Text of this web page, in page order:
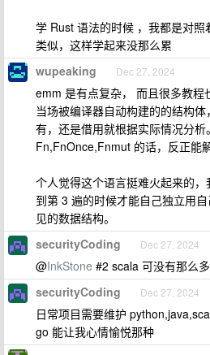
学 Rust 语法的时候 ，我都是对
类似，这样学起来没那么累
wupeaking Dec 27, 2024
emm 是有点复杂， 而且很多教
当场被编译器自动构建的的结构
有，还是借用就根据实际情况分
Fn,FnOnce,Fnmut 的话，反正能
个人觉得这个语言挺难火起来的
到第 3 遍的时候才能自己独立用
见的数据结构。
securityCoding Dec 27, 2024
@InkStone #2 scala 可没有那么
securityCoding Dec 27, 2024
日常项目需要维护
go 能让我心情愉悦那种